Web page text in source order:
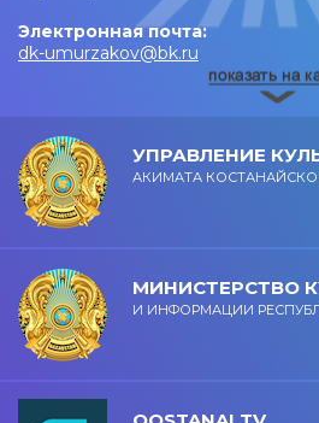
Электронная почта:
dk-umurzakov@bk.ru
УПРАВЛЕНИЕ
АКИМАТА
МИНИСТЕРСТВО
И ИНФОРМАЦИИ